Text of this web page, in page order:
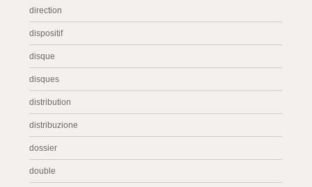
direction
dispositif
disque
disques
distribution
distribuzione
dossier
double